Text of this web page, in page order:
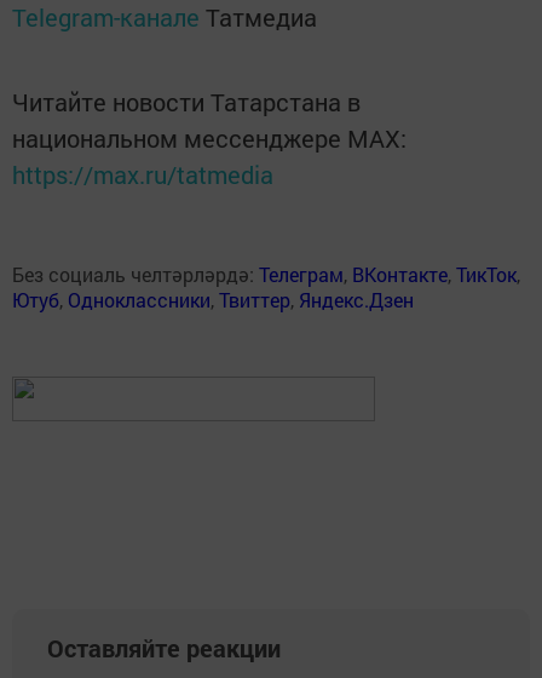
Telegram-канале Татмедиа
Читайте новости Татарстана в
национальном мессенджере MАХ:
https://max.ru/tatmedia
Без социаль челтәрләрдә: Телеграм, ВКонтакте,ТикТок,
Ютуб, Одноклассники,Твиттер, Яндекс.Дзен
Оставляйте реакции